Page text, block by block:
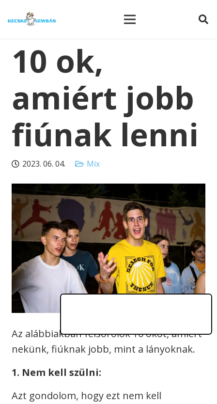
10 ok,
amiért jobb
fiúnak lenni
2023. 06. 04. Mix
Az alábbiakban felsorolok 10 okot, amiért
nekünk, fiúknak jobb, mint a lányoknak.
1. Nem kell szülni:
Azt gondolom, hogy ezt nem kell